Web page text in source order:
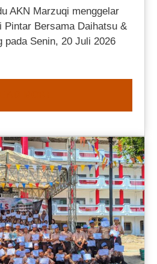
AKN Marzuqi menggelar
Pintar Bersama Daihatsu &
pada Senin, 20 Juli 2026